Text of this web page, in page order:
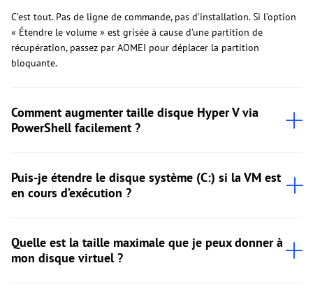
C’est tout. Pas de ligne de commande, pas d’installation. Si l’option
« Étendre le volume » est grisée à cause d’une partition de
récupération, passez par AOMEI pour déplacer la partition
bloquante.
Comment augmenter taille disque Hyper V via
PowerShell facilement ?
Puis-je étendre le disque système (C:) si la VM est
en cours d’exécution ?
Quelle est la taille maximale que je peux donner à
mon disque virtuel ?